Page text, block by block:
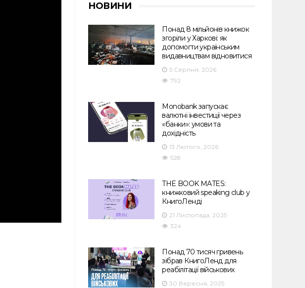
НОВИНИ
Понад 8 мільйонів книжок
згоріли у Харкові: як
допомогти українським
видавництвам відновитися
5 Серпня, 2026
792
Monobank запускає
валютні інвестиції через
«банки»: умови та
дохідність
13 Лютого, 2026
528
THE BOOK MATES:
книжковий speaking club у
КнигоЛенді
21 Листопада, 2025
324
Понад 70 тисяч гривень
зібрав КнигоЛенд для
реабілітації військових
30 Вересня, 2025